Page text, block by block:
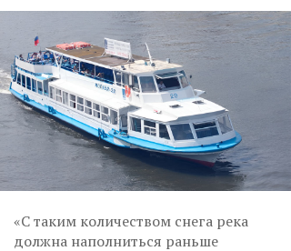
«С таким количеством снега река
должна наполниться раньше